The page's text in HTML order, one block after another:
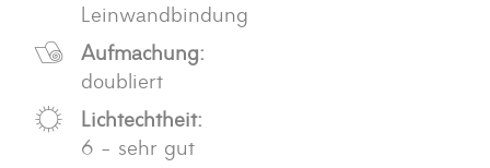
Leinwandbindung
Aufmachung:
doubliert
Lichtechtheit:
6 - sehr gut